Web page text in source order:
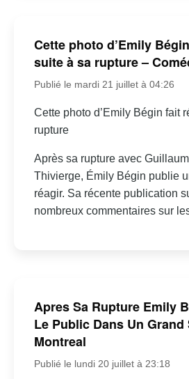
Cette photo d’Emily
suite à sa rupture –
Publié le mardi 21 juillet à 04:26
Cette photo d’Emily Bégin fait
rupture
Après sa rupture avec
Thivierge, Émily Bégin publie
réagir. Sa récente publication
nombreux commentaires sur
Apres Sa Rupture Emily
Le Public Dans Un
Montreal
Publié le lundi 20 juillet à 23:18